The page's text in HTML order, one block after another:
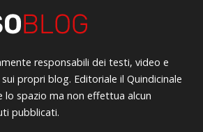
responsabili dei testi, video e
propri blog. Editoriale il Quindicinale
lo spazio ma non effettua alcun
pubblicati.